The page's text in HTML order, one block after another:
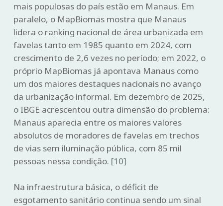
mais populosas do país estão em Manaus. Em
paralelo, o MapBiomas mostra que Manaus
lidera o ranking nacional de área urbanizada em
favelas tanto em 1985 quanto em 2024, com
crescimento de 2,6 vezes no período; em 2022, o
próprio MapBiomas já apontava Manaus como
um dos maiores destaques nacionais no avanço
da urbanização informal. Em dezembro de 2025,
o IBGE acrescentou outra dimensão do problema:
Manaus aparecia entre os maiores valores
absolutos de moradores de favelas em trechos
de vias sem iluminação pública, com 85 mil
pessoas nessa condição. [10]
Na infraestrutura básica, o déficit de
esgotamento sanitário continua sendo um sinal